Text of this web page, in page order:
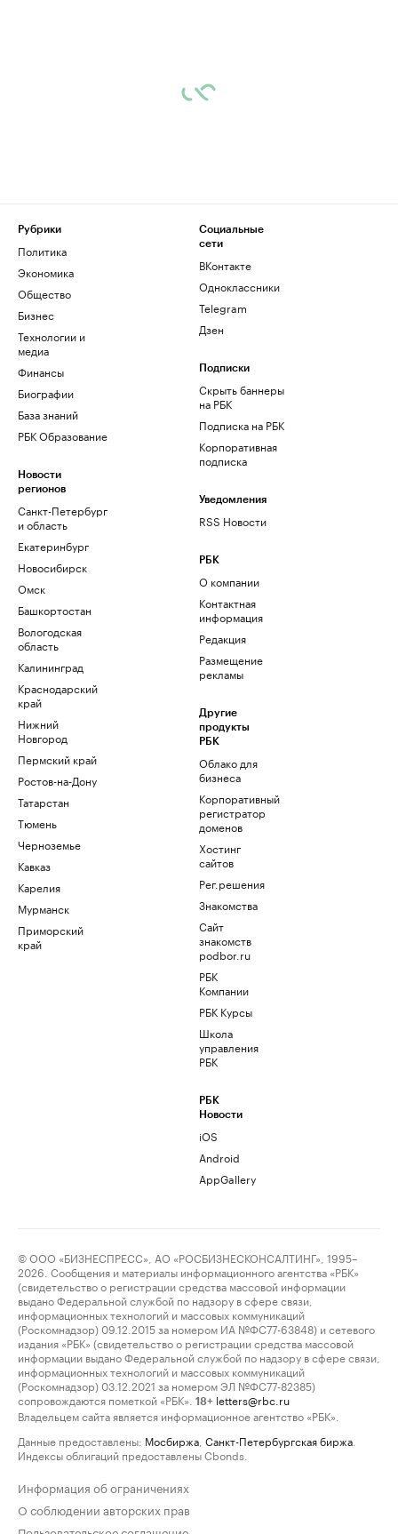
Рубрики
Политика
Экономика
Общество
Бизнес
Технологии и
медиа
Финансы
Биографии
База знаний
РБК Образование
Новости
регионов
Санкт-Петербург
и область
Екатеринбург
Новосибирск
Омск
Башкортостан
Вологодская
область
Калининград
Краснодарский
край
Нижний
Новгород
Пермский край
Ростов-на-Дону
Татарстан
Тюмень
Черноземье
Кавказ
Карелия
Мурманск
Приморский
край
Социальные
сети
ВКонтакте
Одноклассники
Telegram
Дзен
Подписки
Скрыть баннеры
на РБК
Подписка на РБК
Корпоративная
подписка
Уведомления
RSS Новости
РБК
О компании
Контактная
информация
Редакция
Размещение
рекламы
Другие
продукты
РБК
Облако для
бизнеса
Корпоративный
регистратор
доменов
Хостинг
сайтов
Рег.решения
Знакомства
Сайт
знакомств
podbor.ru
РБК
Компании
РБК Курсы
Школа
управления
РБК
РБК
Новости
iOS
Android
AppGallery
© ООО «БИЗНЕСПРЕСС», АО «РОСБИЗНЕСКОНСАЛТИНГ», 1995–
2026. Сообщения и материалы информационного агентства «РБК»
(свидетельство о регистрации средства массовой информации
выдано Федеральной службой по надзору в сфере связи,
информационных технологий и массовых коммуникаций
(Роскомнадзор) 09.12.2015 за номером ИА №ФС77-63848) и сетевого
издания «РБК» (свидетельство о регистрации средства массовой
информации выдано Федеральной службой по надзору в сфере связи,
информационных технологий и массовых коммуникаций
(Роскомнадзор) 03.12.2021 за номером ЭЛ №ФС77-82385)
сопровождаются пометкой «РБК».
18+ letters@rbc.ru
Владельцем сайта является информационное агентство «РБК».
Данные предоставлены: Мосбиржа Санкт-Петербургская биржа
Индексы облигаций предоставлены Cbonds.
Информация об ограничениях
О соблюдении авторских прав